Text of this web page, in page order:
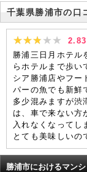
千葉県勝浦市の口
2.83
勝浦三日月ホテル
らホテルまで歩い
シア勝浦店やフー
パーの魚でも新鮮
多少混みますが渋
は、車で来ない方
入れなくなってし
とても美味しいの
勝浦市におけるマン